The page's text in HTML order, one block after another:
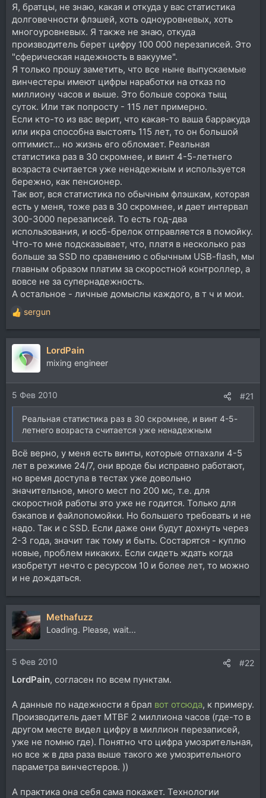
Я, братцы, не знаю, какая и откуда у вас статистика
долговечности флэшей, хоть одноуровневых, хоть
многоуровневых. Я также не знаю, откуда
производитель берет цифру 100 000 перезаписей. Это
"сферическая надежность в вакууме".
Я только прошу заметить, что все ныне выпускаемые
винчестеры имеют цифры наработки на отказ по
миллиону часов и выше. Это больше сорока тыщ
суток. Или так попросту - 115 лет примерно.
Если кто-то из вас верит, что какая-то ваша барракуда
или икра способна выстоять 115 лет, то он большой
оптимист... но жизнь его обломает. Реальная
статистика раз в 30 скромнее, и винт 4-5-летнего
возраста считается уже ненадежным и используется
бережно, как пенсионер.
Так вот, вся статистика по обычным флэшкам, которая
есть у меня, тоже раз в 30 скромнее, и дает интервал
300-3000 перезаписей. То есть год-два
использования, и юсб-брелок отправляется в помойку.
Что-то мне подсказывает, что, платя в несколько раз
больше за SSD по сравнению с обычным USB-flash, мы
главным образом платим за скоростной контроллер, а
вовсе не за супернадежность.
А остальное - личные домыслы каждого, в т ч и мои.
Р
е
а
ц
и
и
:
sergun
LordPain
mixing engineer
5 Фев 2010 #21
Реальная статистика раз в 30 скромнее, и винт 4-5-
летнего возраста считается уже ненадежным
Всё верно, у меня есть винты, которые отпахали 4-5
лет в режиме 24/7, они вроде бы исправно работают,
но время доступа в тестах уже довольно
значительное, много мест по 200 мс, т.е. для
скоростной работы это уже не годится. Только для
бэкапов и файлопомойки. Но большего требовать и не
надо. Так и с SSD. Если даже они будут дохнуть через
2-3 года, значит так тому и быть. Состарятся - куплю
новые, проблем никаких. Если сидеть ждать когда
изобретут нечто с ресурсом 10 и более лет, то можно
и не дождаться.
Methafuzz
Loading. Please, wait...
5 Фев 2010 #22
LordPain, согласен по всем пунктам.
А данные по надежности я брал вот отсюда, к примеру.
Производитель дает MTBF 2 миллиона часов (где-то в
другом месте видел цифру в миллион перезаписей,
уже не помню где). Понятно что цифра умозрительная,
но все ж в два раза выше такого же умозрительного
параметра винчестеров. ))
А практика она себя сама покажет. Технологии